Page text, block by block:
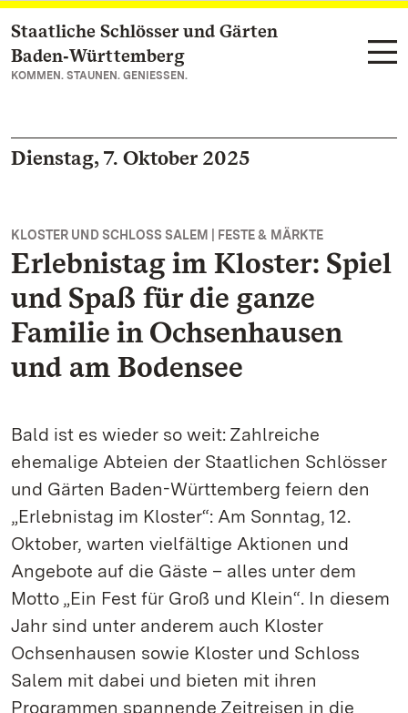
Zum Hauptinhalt springen
Staatliche Schlösser und Gärten
Baden‑Württemberg
KOMMEN. STAUNEN. GENIESSEN.
Dienstag, 7. Oktober 2025
KLOSTER UND SCHLOSS SALEM | FESTE & MÄRKTE
Erlebnistag im Kloster: Spiel
und Spaß für die ganze
Familie in Ochsenhausen
und am Bodensee
Bald ist es wieder so weit: Zahlreiche
ehemalige Abteien der Staatlichen Schlösser
und Gärten Baden-Württemberg feiern den
„Erlebnistag im Kloster“: Am Sonntag, 12.
Oktober, warten vielfältige Aktionen und
Angebote auf die Gäste – alles unter dem
Motto „Ein Fest für Groß und Klein“. In diesem
Jahr sind unter anderem auch Kloster
Ochsenhausen sowie Kloster und Schloss
Salem mit dabei und bieten mit ihren
Programmen spannende Zeitreisen in die